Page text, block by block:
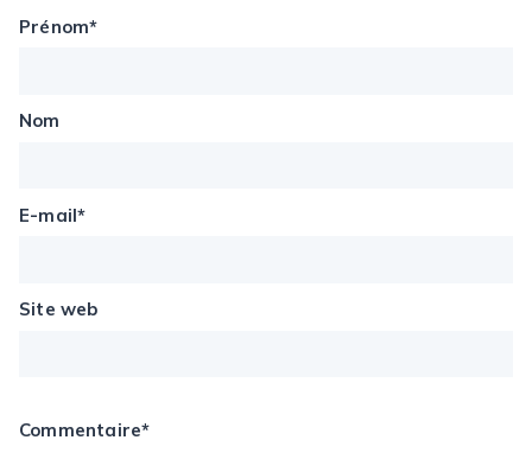
Prénom*
Nom
E-mail*
Site web
Commentaire*